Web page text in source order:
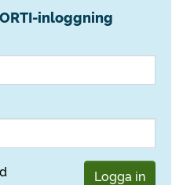
inloggning
Logga in